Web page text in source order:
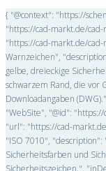
{ "@context": "https://
"https://cad-markt.de/
"https://cad-markt.de/
Warnzeichen",
gelbe, dreieckige
schwarzem Rand, die vor
Downloadangaben
"WebSite", "@id":
"url": "https://cad-
"ISO 7010", "description":
Sicherheitsfarben und
Sicherheitszeichen.",